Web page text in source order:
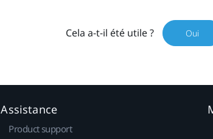
Cela a-t-il été utile ? Oui
Assistance
Product support